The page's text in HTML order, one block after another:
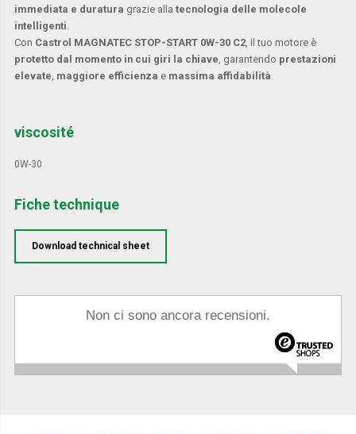
immediata e duratura grazie allatecnologia delle molecole
intelligenti.
Con Castrol MAGNATEC STOP-START 0W-30 C2, il tuo motore è
protetto dal momento in cui giri la chiave, garantendo prestazioni
elevate, maggiore efficienza e massima affidabilità.
viscosité
0W-30
Fiche technique
Download technical sheet
Non ci sono ancora recensioni.